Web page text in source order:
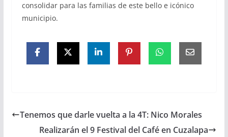
consolidar para las familias de este bello e icónico
municipio.
Tenemos que darle vuelta a la 4T: Nico Morales
Realizarán el 9 Festival del Café en Cuzalapa